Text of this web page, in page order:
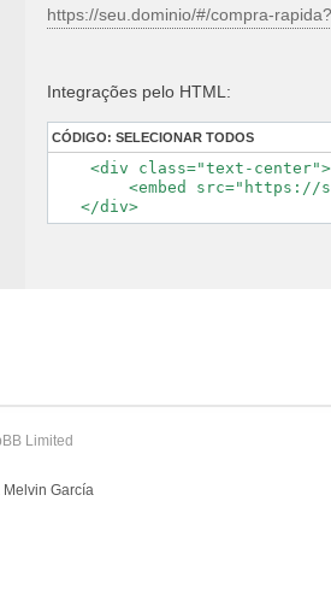
https://seu.dominio/#/compra-
Integrações pelo HTML:
CÓDIGO: SELECIONAR TODOS
    <div class="text-center">
<embed src="https://
Limited
Melvin García